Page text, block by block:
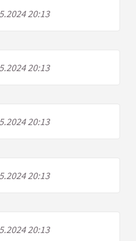
20:13
20:13
20:13
20:13
20:13